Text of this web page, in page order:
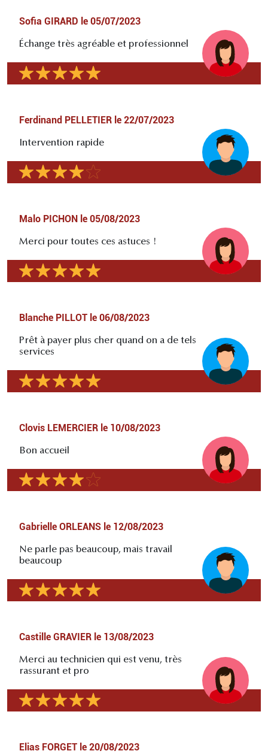
Sofia GIRARD le 05/07/2023
Échange très agréable et professionnel
Ferdinand PELLETIER le 22/07/2023
Intervention rapide
Malo PICHON le 05/08/2023
Merci pour toutes ces astuces !
Blanche PILLOT le 06/08/2023
Prêt à payer plus cher quand on a de tels
services
Clovis LEMERCIER le 10/08/2023
Bon accueil
Gabrielle ORLEANS le 12/08/2023
Ne parle pas beaucoup, mais travail
beaucoup
Castille GRAVIER le 13/08/2023
Merci au technicien qui est venu, très
rassurant et pro
Elias FORGET le 20/08/2023